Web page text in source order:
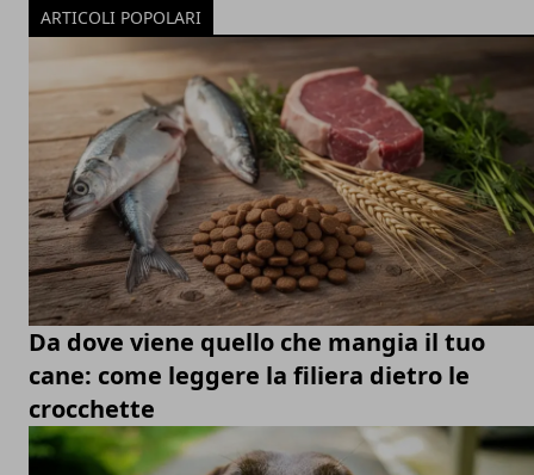
ARTICOLI POPOLARI
Da dove viene quello che mangia il tuo
cane: come leggere la filiera dietro le
crocchette